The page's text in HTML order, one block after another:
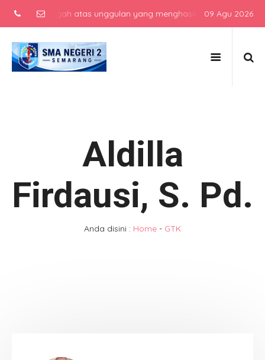
menengah atas unggulan yang menghasilkan lulusan
09 Agu 2026
Aldilla
Firdausi, S. Pd.
Anda disini : Home - GTK